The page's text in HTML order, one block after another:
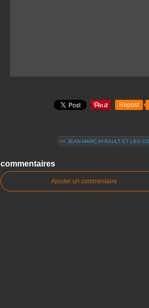
Repost
<< JEAN-MARC AYRAULT ET LES
commentaires
Ajouter un commentaire